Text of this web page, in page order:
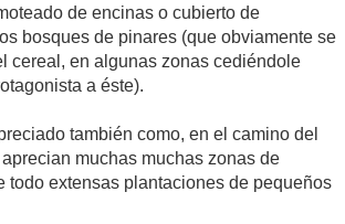
de encinas o cubierto de
bosques de pinares (que obviamente se
cereal, en algunas zonas cediéndole
a éste).
también como, en el camino del
muchas muchas zonas de
todo extensas plantaciones de pequeños